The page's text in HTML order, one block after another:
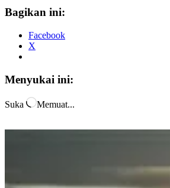
Bagikan ini:
Facebook
X
Menyukai ini:
Suka Memuat...